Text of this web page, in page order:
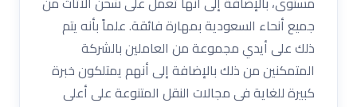
جميع أنحاء السعودية بمهارة فائقة. علماً بأنه يتم
ذلك على أيدي مجموعة من العاملين بالشركة
المتمكنين من ذلك بالإضافة إلى أنهم يمتلكون خبرة
كبيرة للغاية فى مجالات النقل المتنوعة على أعلى